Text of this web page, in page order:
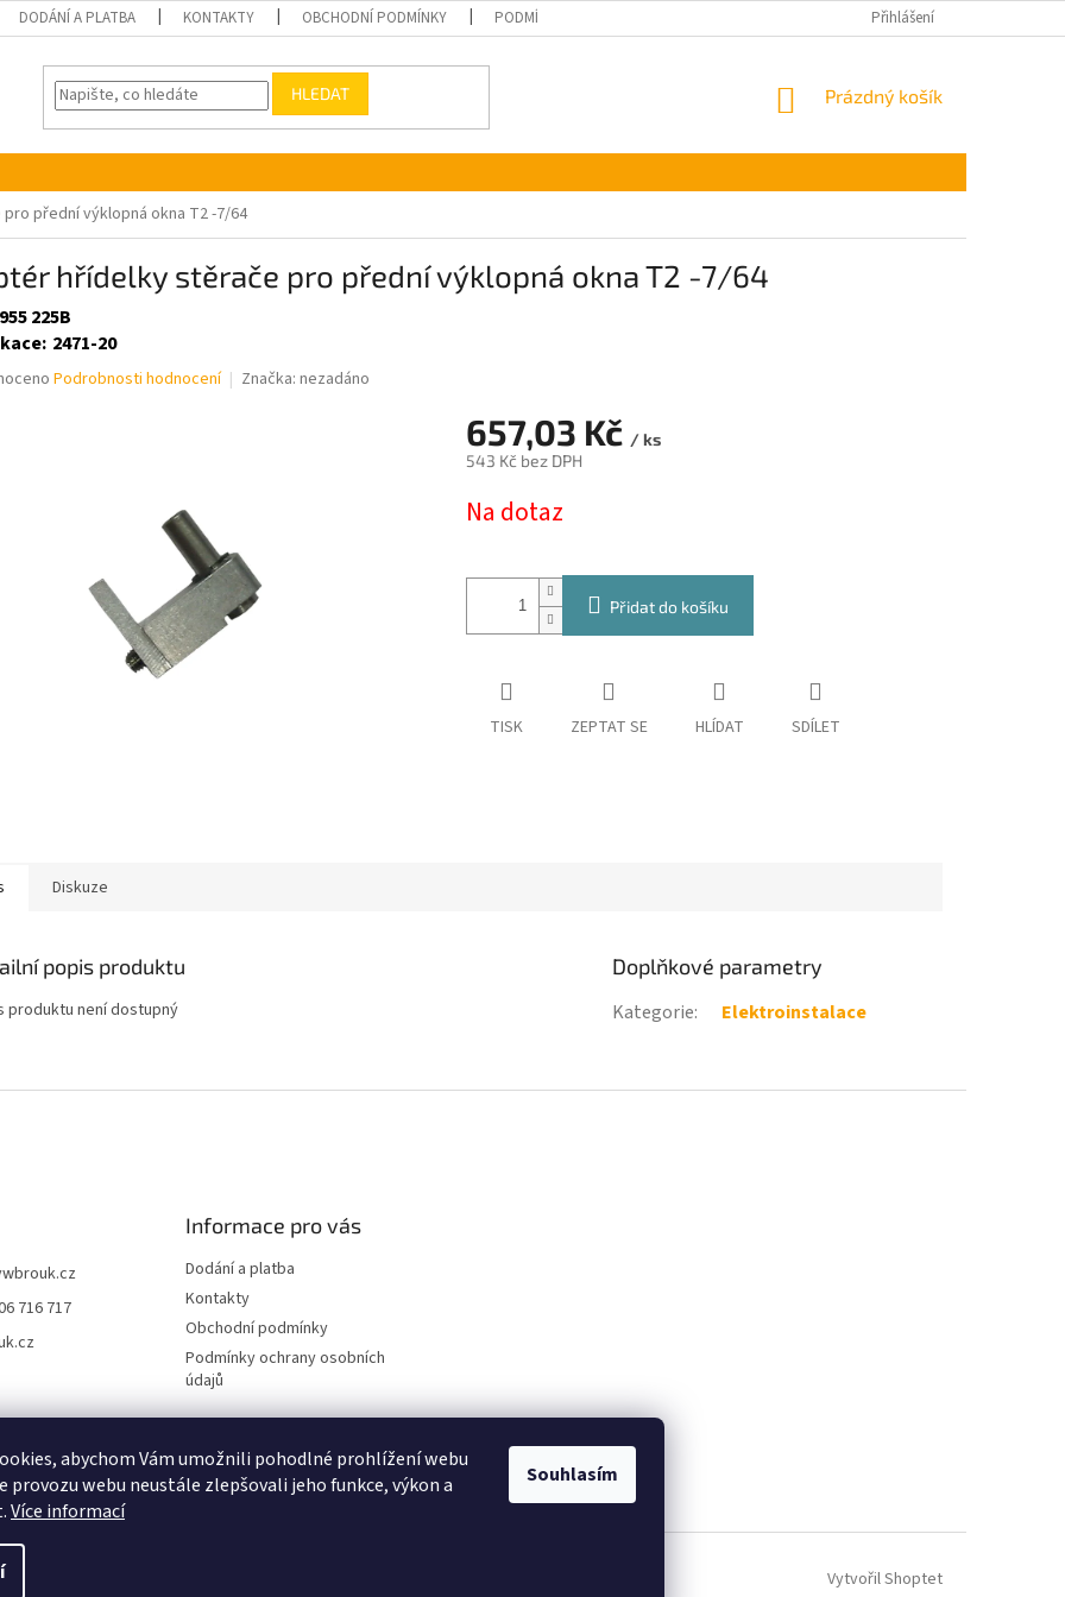
abychom Vám umožnili pohodlné prohlížení webu
provozu webu neustále zlepšovali jeho funkce, výkon a
Více informací
Souhlasím
DODÁNÍ A PLATBA KONTAKTY OBCHODNÍ PODMÍNKY PODMÍNKY OCHRANY OSOBNÍCH ÚDAJŮ Přihlášení
HLEDAT
NÁKUPNÍ
Prázdný košík
přední výklopná okna T2 -7/64
hřídelky stěrače pro přední výklopná okna T2 -7/64
225B
: 2471-20
Podrobnosti hodnocení Značka: nezadáno
657,03 Kč / ks
543 Kč bez DPH
cena:
Na dotaz
Přidat do košíku
TISK ZEPTAT SE HLÍDAT SDÍLET
Diskuze
popis produktu
produktu není dostupný
Doplňkové parametry
Kategorie: Elektroinstalace
716 717
Informace pro vás
Dodání a platba
Kontakty
Obchodní podmínky
Podmínky ochrany osobních
údajů
Vytvořil Shoptet